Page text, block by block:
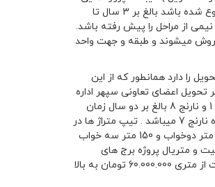
که در بازه زمانی بین 6 ماه تا 2 سال تا تحویل آنها باقی مانده است. پروژه ای که مرحله نازک کاری آن تازه شروع شده باشد بالغ بر 3 سال تا
از مراحل را پیش رفته باشد.
میشوند و طبقه و جهت واحد
را دارد همانطور که از این
های چهارگانه نیروزمینی ارتش دارای 4 برج میباشد که برج نارنج 7 تا 6 ماه دیگر تحویل اعضای تعاونی سپهر اداره
فنی مهندسی نزاجا میشود و سپس برج نارنج 2 پروسه یکسال تا تحویل را دارد . و دو برج برج دیگر پروژه نارنج 1 و نارنج 8 بالغ بر دو سال زمان
نیاز دارند تاتحویل شوند . تعاونی سپهر اداره فنی مهندسی نزاجا هم اکنون در مرحله اجرای لابی و مشاعات پروژه نارنج 7 میباشد . تیپ متراژ ها در
پروزه نیروزمینی پهنه c شهرک چیتگر ( برج نارنج 1 و 2 و 7 ) به 4 تیپ 98 متر یک خواب 121 متر دوخواب 142 متر دوخواب و 150 متر سه خواب
مسکونی میباشد . از نظر کیفیت و متریال پروژه برج های
چهارگانه نیروزمینی ارتش ج.ا.ا یکی از خاص ترین و مرغوب ترین پروژه های دریاچه چیتگر میباشد . پایه قیمت از متری 60.000.000 تومان به بالا